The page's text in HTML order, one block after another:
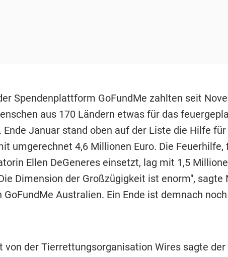
Spendenplattform GoFundMe zahlten seit
aus 170 Ländern etwas für das
Ende Januar stand oben auf der Liste die Hilfe
umgerechnet 4,6 Millionen Euro. Die Feuerhilfe,
Ellen DeGeneres einsetzt, lag mit 1,5
Dimension der Großzügigkeit ist enorm", sagte
GoFundMe Australien. Ein Ende ist demnach
von der Tierrettungsorganisation Wires sagte der